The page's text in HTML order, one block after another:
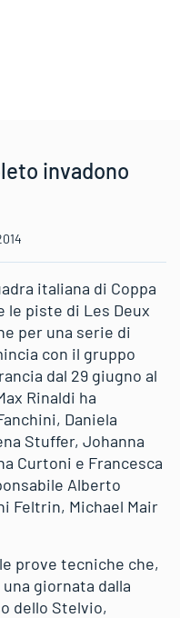
invadono
italiana di Coppa
le piste di Les Deux
per una serie di
con il gruppo
dal 29 giugno al
Rinaldi ha
Daniela
Stuffer, Johanna
Curtoni e Francesca
Alberto
Feltrin, Michael Mair
prove tecniche che,
giornata dalla
dello Stelvio,